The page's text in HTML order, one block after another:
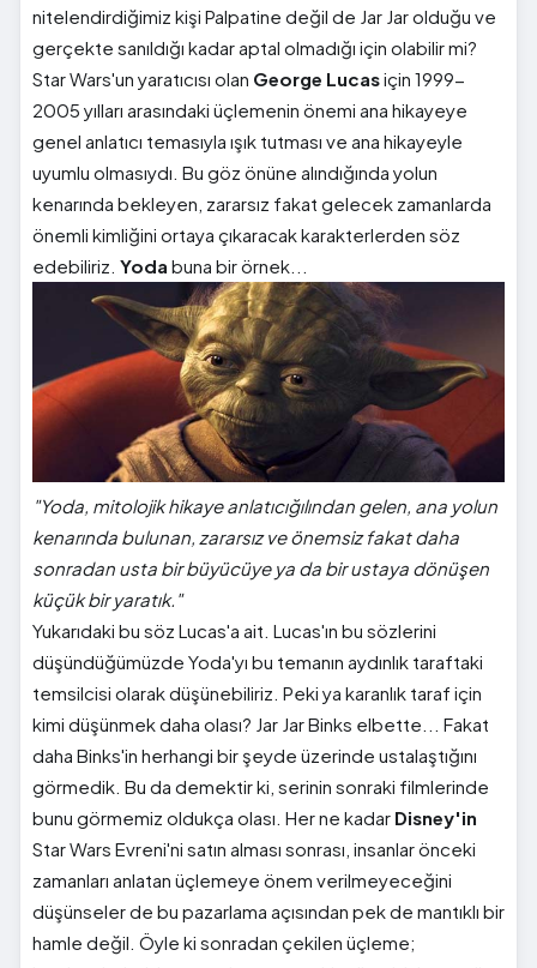
nitelendirdiğimiz kişi Palpatine değil de Jar Jar olduğu ve
gerçekte sanıldığı kadar aptal olmadığı için olabilir mi?
Star Wars'un yaratıcısı olan George Lucasiçin 1999-
2005 yılları arasındaki üçlemenin önemi ana hikayeye
genel anlatıcı temasıyla ışık tutması ve ana hikayeyle
uyumlu olmasıydı. Bu göz önüne alındığında yolun
kenarında bekleyen, zararsız fakat gelecek zamanlarda
önemli kimliğini ortaya çıkaracak karakterlerden söz
edebiliriz. Yoda buna bir örnek...
"Yoda, mitolojik hikaye anlatıcığılından gelen, ana yolun
kenarında bulunan, zararsız ve önemsiz fakat daha
sonradan usta bir büyücüye ya da bir ustaya dönüşen
küçük bir yaratık."
Yukarıdaki bu söz Lucas'a ait. Lucas'ın bu sözlerini
düşündüğümüzde Yoda'yı bu temanın aydınlık taraftaki
temsilcisi olarak düşünebiliriz. Peki ya karanlık taraf için
kimi düşünmek daha olası? Jar Jar Binks elbette... Fakat
daha Binks'in herhangi bir şeyde üzerinde ustalaştığını
görmedik. Bu da demektir ki, serinin sonraki filmlerinde
bunu görmemiz oldukça olası. Her ne kadar Disney'in
Star Wars Evreni'ni satın alması sonrası, insanlar önceki
zamanları anlatan üçlemeye önem verilmeyeceğini
düşünseler de bu pazarlama açısından pek de mantıklı bir
hamle değil. Öyle ki sonradan çekilen üçleme;